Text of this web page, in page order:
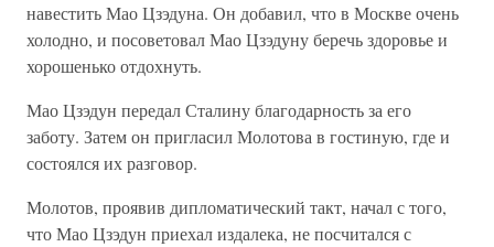
навестить Мао Цзэдуна. Он добавил, что в Москве очень
холодно, и посоветовал Мао Цзэдуну беречь здоровье и
хорошенько отдохнуть.
Мао Цзэдун передал Сталину благодарность за его
заботу. Затем он пригласил Молотова в гостиную, где и
состоялся их разговор.
Молотов, проявив дипломатический такт, начал с того,
что Мао Цзэдун приехал издалека, не посчитался с